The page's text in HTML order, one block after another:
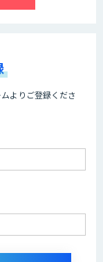
タ収集・アノテ
よりご登録くださ